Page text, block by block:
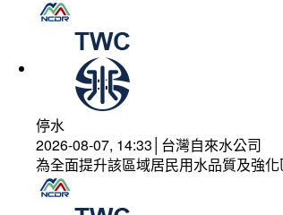
停水
2026-08-07, 14:33│台灣自來水公司
為全面提升該區域居民用水品質及強